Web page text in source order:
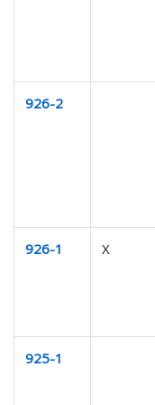
926-2
926-1 X
925-1